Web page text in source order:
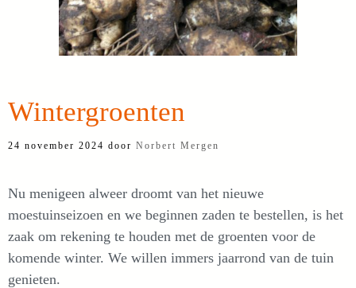
Wintergroenten
24 november 2024 door Norbert Mergen
Nu menigeen alweer droomt van het nieuwe
moestuinseizoen en we beginnen zaden te bestellen, is het
zaak om rekening te houden met de groenten voor de
komende winter. We willen immers jaarrond van de tuin
genieten.